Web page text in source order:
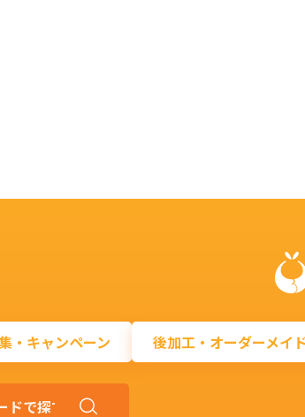
・キャンペーン 後加工・オーダーメイ